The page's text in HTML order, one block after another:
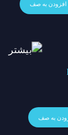
افزودن به صف
به صف